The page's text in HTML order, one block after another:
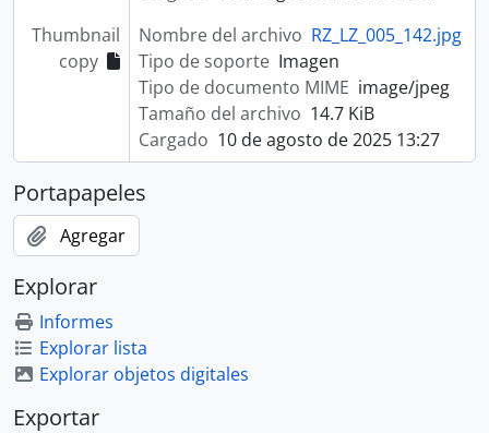
Thumbnail
copy
Nombre del archivo RZ_LZ_005_142.jpg
Tipo de soporte Imagen
Tipo de documento MIME image/jpeg
Tamaño del archivo 14.7 KiB
Cargado 10 de agosto de 2025 13:27
Portapapeles
Agregar
Explorar
Informes
Explorar lista
Explorar objetos digitales
Exportar